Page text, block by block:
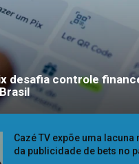
desafia controle
Cazé TV expõe uma lacuna
da publicidade de bets no